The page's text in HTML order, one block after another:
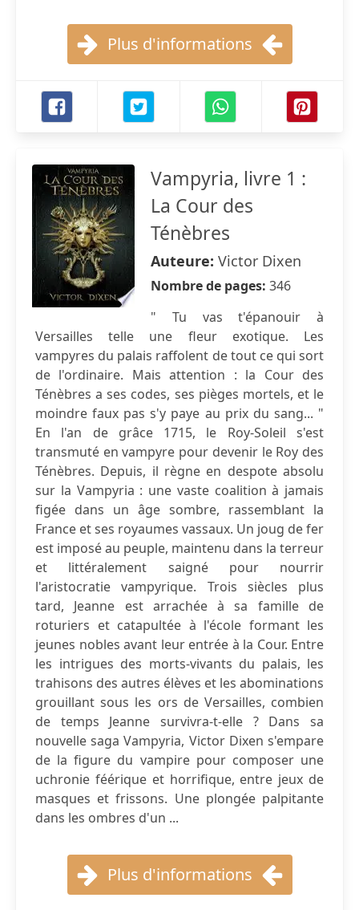
Plus d'informations
Vampyria, livre 1 :
La Cour des
Ténèbres
Auteure: Victor Dixen
Nombre de pages: 346
" Tu vas t'épanouir à
Versailles telle une fleur exotique. Les
vampyres du palais raffolent de tout ce qui sort
de l'ordinaire. Mais attention : la Cour des
Ténèbres a ses codes, ses pièges mortels, et le
moindre faux pas s'y paye au prix du sang... "
En l'an de grâce 1715, le Roy-Soleil s'est
transmuté en vampyre pour devenir le Roy des
Ténèbres. Depuis, il règne en despote absolu
sur la Vampyria : une vaste coalition à jamais
figée dans un âge sombre, rassemblant la
France et ses royaumes vassaux. Un joug de fer
est imposé au peuple, maintenu dans la terreur
et littéralement saigné pour nourrir
l'aristocratie vampyrique. Trois siècles plus
tard, Jeanne est arrachée à sa famille de
roturiers et catapultée à l'école formant les
jeunes nobles avant leur entrée à la Cour. Entre
les intrigues des morts-vivants du palais, les
trahisons des autres élèves et les abominations
grouillant sous les ors de Versailles, combien
de temps Jeanne survivra-t-elle ? Dans sa
nouvelle saga Vampyria, Victor Dixen s'empare
de la figure du vampire pour composer une
uchronie féérique et horrifique, entre jeux de
masques et frissons. Une plongée palpitante
dans les ombres d'un ...
Plus d'informations